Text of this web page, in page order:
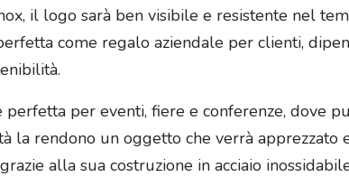
il logo sarà ben visibile e resistente nel
come regalo aziendale per clienti,
per eventi, fiere e conferenze, dove
la rendono un oggetto che verrà apprezzato
alla sua costruzione in acciaio